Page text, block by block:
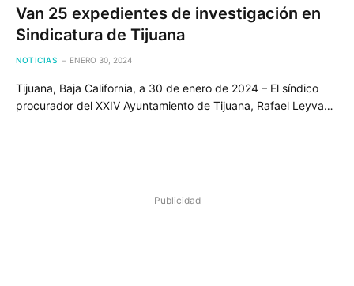
Van 25 expedientes de investigación en
Sindicatura de Tijuana
NOTICIAS ENERO 30, 2024
Tijuana, Baja California, a 30 de enero de 2024 – El síndico
procurador del XXIV Ayuntamiento de Tijuana, Rafael Leyva…
Publicidad